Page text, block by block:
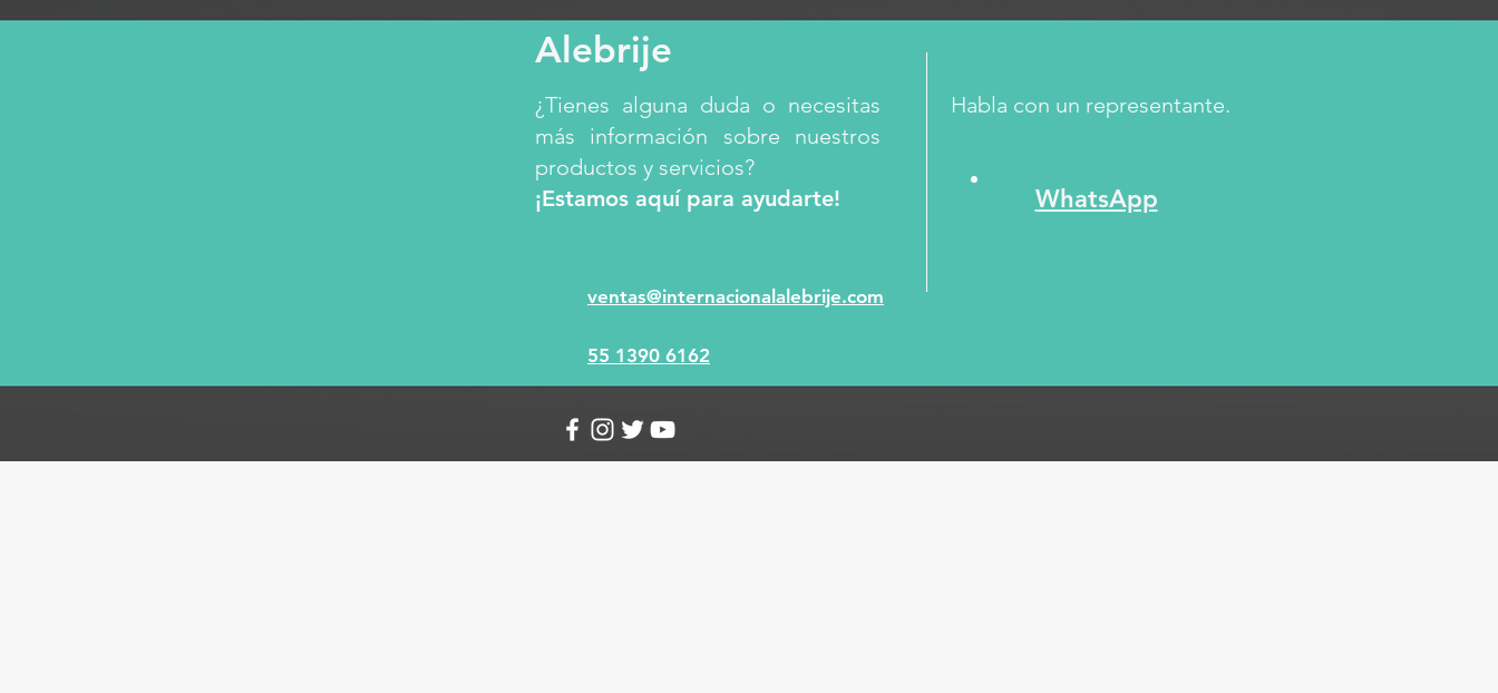
Alebrije
¿Tienes alguna duda o necesitas
más información sobre nuestros
productos y servicios?
¡Estamos aquí para ayudarte!
Habla con un representante.
WhatsApp
ventas@internacionalalebrije.com
55 1390 6162